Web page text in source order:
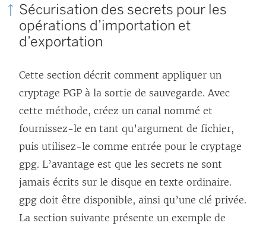
Sécurisation des secrets pour les
opérations d’importation et
d’exportation
Cette section décrit comment appliquer un
cryptage PGP à la sortie de sauvegarde. Avec
cette méthode, créez un canal nommé et
fournissez-le en tant qu’argument de fichier,
puis utilisez-le comme entrée pour le cryptage
gpg. L’avantage est que les secrets ne sont
jamais écrits sur le disque en texte ordinaire.
gpg doit être disponible, ainsi qu’une clé privée.
La section suivante présente un exemple de